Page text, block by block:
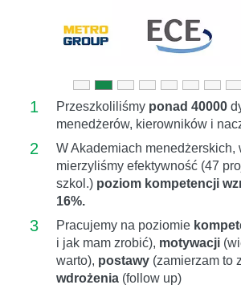
1 Przeszkoliliśmy ponad 40000
menedżerów, kierowników i
2
W Akademiach menedżerskich,
mierzyliśmy efektywność (47
szkol.) poziom kompetencji
16%.
3 Pracujemy na poziomie
i jak mam zrobić), motywacji
warto), postawy (zamierzam to
wdrożenia (follow up)